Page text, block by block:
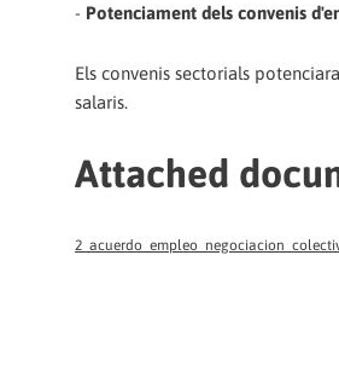
- Potenciament dels convenis
Els convenis sectorials
salaris.
Attached